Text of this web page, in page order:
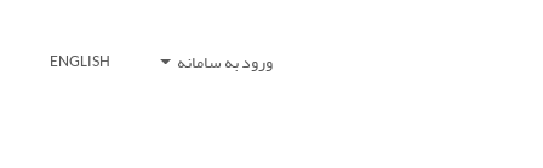
ورود به سامانه ENGLISH